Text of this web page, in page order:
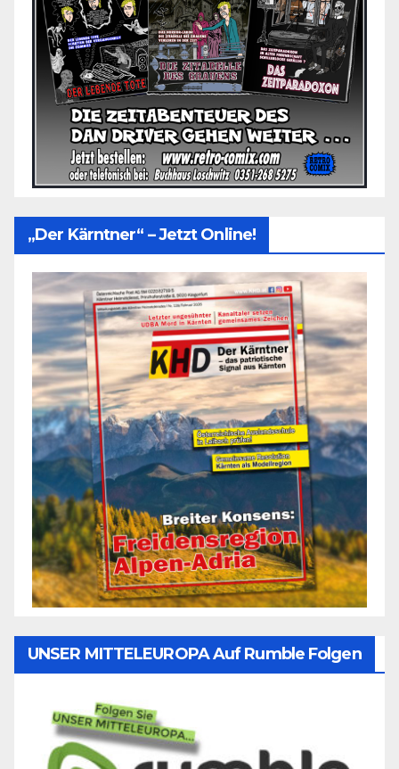
„Der Kärntner“ – Jetzt Online!
UNSER MITTELEUROPA Auf Rumble Folgen